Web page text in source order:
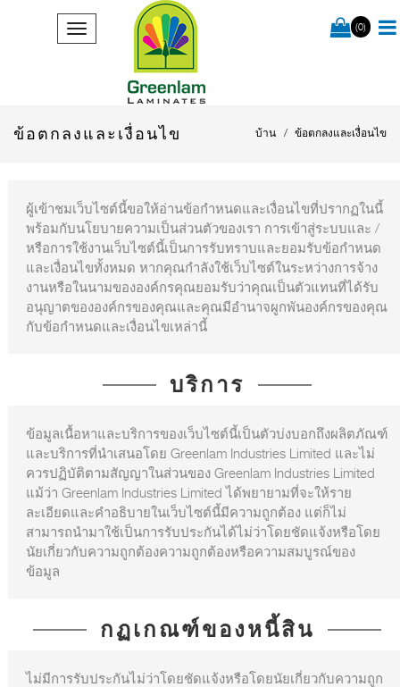
(0)
ข้อตกลงและเงื่อนไข บ้าน ข้อตกลงและเงื่อนไข
ผู้เข้าชมเว็บไซต์นี้ขอให้อ่านข้อกำหนดและเงื่อนไขที่ปรากฏในนี้
พร้อมกับนโยบายความเป็นส่วนตัวของเรา การเข้าสู่ระบบและ /
หรือการใช้งานเว็บไซต์นี้เป็นการรับทราบและยอมรับข้อกำหนด
และเงื่อนไขทั้งหมด หากคุณกำลังใช้เว็บไซต์ในระหว่างการจ้าง
งานหรือในนามขององค์กรคุณยอมรับว่าคุณเป็นตัวแทนที่ได้รับ
อนุญาตขององค์กรของคุณและคุณมีอำนาจผูกพันองค์กรของคุณ
กับข้อกำหนดและเงื่อนไขเหล่านี้
บริการ
ข้อมูลเนื้อหาและบริการของเว็บไซต์นี้เป็นตัวบ่งบอกถึงผลิตภัณฑ์
และบริการที่นำเสนอโดย Greenlam Industries Limited และไม่
ควรปฏิบัติตามสัญญาในส่วนของ Greenlam Industries Limited
แม้ว่า Greenlam Industries Limited ได้พยายามที่จะให้ราย
ละเอียดและคำอธิบายในเว็บไซต์นี้มีความถูกต้อง แต่ก็ไม่
สามารถนำมาใช้เป็นการรับประกันได้ไม่ว่าโดยชัดแจ้งหรือโดย
นัยเกี่ยวกับความถูกต้องความถูกต้องหรือความสมบูรณ์ของ
ข้อมูล
กฏเกณฑ์ของหนี้สิน
ไม่มีการรับประกันไม่ว่าโดยชัดแจ้งหรือโดยนัยเกี่ยวกับความถูก